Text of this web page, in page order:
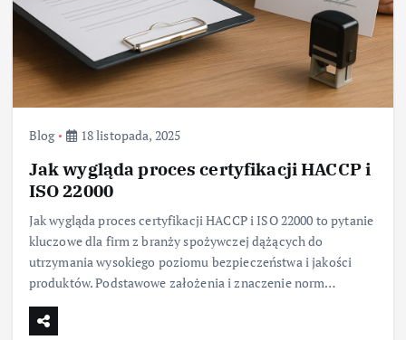
Blog 18 listopada, 2025
Jak wygląda proces certyfikacji HACCP i
ISO 22000
Jak wygląda proces certyfikacji HACCP i ISO 22000 to pytanie
kluczowe dla firm z branży spożywczej dążących do
utrzymania wysokiego poziomu bezpieczeństwa i jakości
produktów. Podstawowe założenia i znaczenie norm…